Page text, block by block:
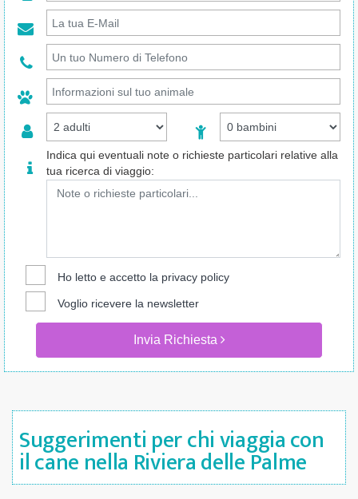
Indica qui eventuali note o richieste particolari relative alla
tua ricerca di viaggio:
Ho letto e accetto la privacy policy
Voglio ricevere la newsletter
Invia Richiesta
Suggerimenti per chi viaggia con
il cane nella Riviera delle Palme